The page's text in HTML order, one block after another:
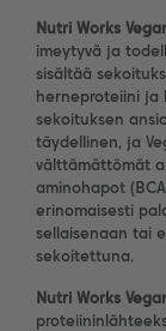
Nutri Works
imeytyvä ja
sisältää
herneproteiini ja
sekoituksen
täydellinen, ja
välttämättömät
aminohapot
erinomaisesti
sellaisenaan tai
sekoitettuna.
Nutri Works